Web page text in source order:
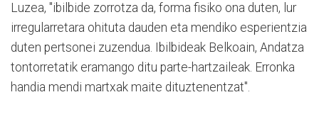
Luzea, "ibilbide zorrotza da, forma fisiko ona duten, lur
irregularretara ohituta dauden eta mendiko esperientzia
duten pertsonei zuzendua. Ibilbideak Belkoain, Andatza
tontorretatik eramango ditu parte-hartzaileak. Erronka
handia mendi martxak maite dituztenentzat".